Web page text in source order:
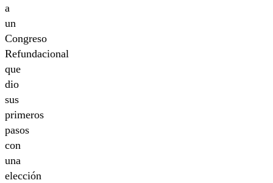
a
un
Congreso
Refundacional
que
dio
sus
primeros
pasos
con
una
elección